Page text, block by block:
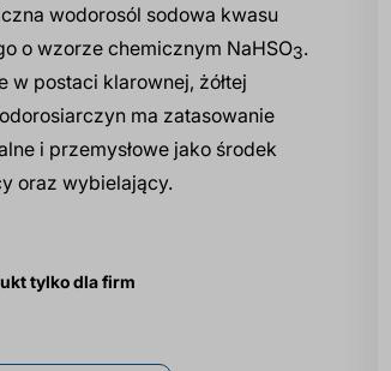
wodorosól sodowa kwasu
o wzorze chemicznym NaHSO3.
w postaci klarownej, żółtej
ma zatasowanie
i przemysłowe jako środek
oraz wybielający.
tylko dla firm